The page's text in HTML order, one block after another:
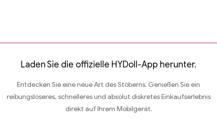
Laden Sie die offizielle HYDoll-App herunter.
Entdecken Sie eine neue Art des Stöberns. Genießen Sie ein
reibungsloseres, schnelleres und absolut diskretes Einkaufserlebnis
direkt auf Ihrem Mobilgerät.